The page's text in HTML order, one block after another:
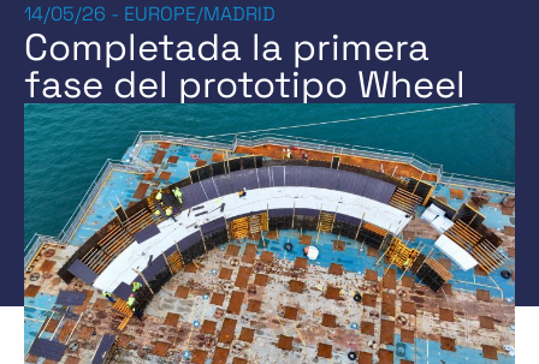
14/05/26 - EUROPE/MADRID
Completada la primera
fase del prototipo Wheel